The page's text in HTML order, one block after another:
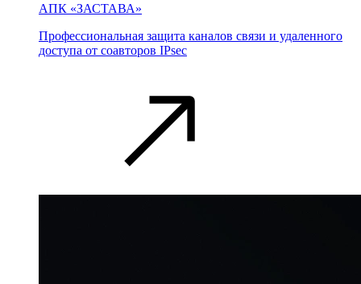
АПК «ЗАСТАВА»
Профессиональная защита каналов связи и удаленного
доступа от соавторов IPsec